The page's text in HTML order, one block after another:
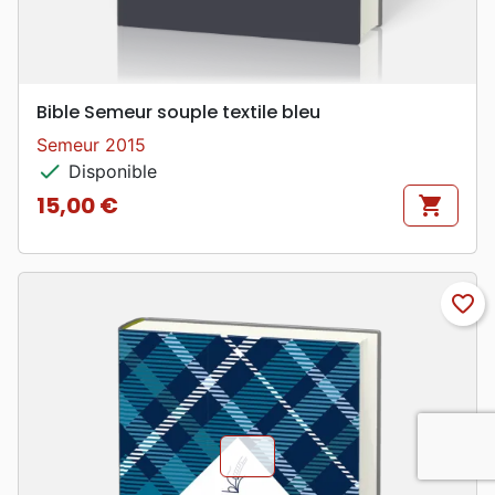
Bible Semeur souple textile bleu
Semeur 2015
check Disponible
Prix
15,00 € shopping_cart
favorite_border